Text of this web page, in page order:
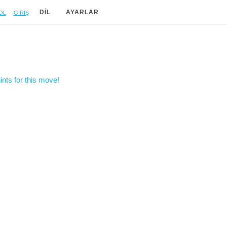
Giriş DIL AYARLAR
for this move!